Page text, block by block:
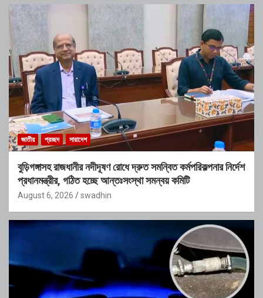
জাতীয় প্রচ্ছদ সারাদেশ
বুড়িগঙ্গাসহ রাজধানীর নদীদূষণ রোধে দ্রুত সমন্বিত কর্মপরিকল্পনার নির্দেশ
প্রধানমন্ত্রীর, গঠিত হচ্ছে আন্তঃসংস্থা সমন্বয় কমিটি
August 6, 2026 swadhin